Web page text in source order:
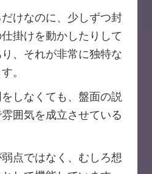
けなのに、少しずつ封
掛けを動かしたりして
、それが非常に独特な
。
しなくても、盤面の説
囲気を成立させている
点ではなく、むしろ想